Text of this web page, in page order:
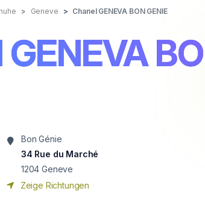
Geneve Chanel GENEVA BON GENIE
Bon Génie
34 Rue du Marché
1204 Geneve
Zeige Richtungen